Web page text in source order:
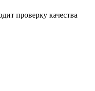
проверку качества